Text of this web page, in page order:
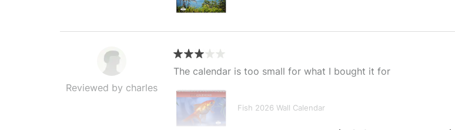
Reviewed by charles
The calendar is too small for what I bought it for
Fish 2026 Wall Calendar